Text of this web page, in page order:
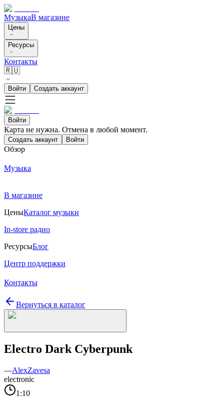
МузыкаВ магазине
Цены
Ресурсы
Контакты
🇷🇺
Войти Создать аккаунт
Войти
Карта не нужна. Отмена в любой момент.
Создать аккаунт Войти
Обзор
Музыка
В магазине
ЦеныКаталог музыки
In-store радио
РесурсыБлог
Центр поддержки
Контакты
Вернуться в каталог
Electro Dark Cyberpunk
—AlexZavesa
electronic
1:10